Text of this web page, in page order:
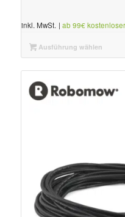
inkl. MwSt. | ab 99€
Ausführung wählen